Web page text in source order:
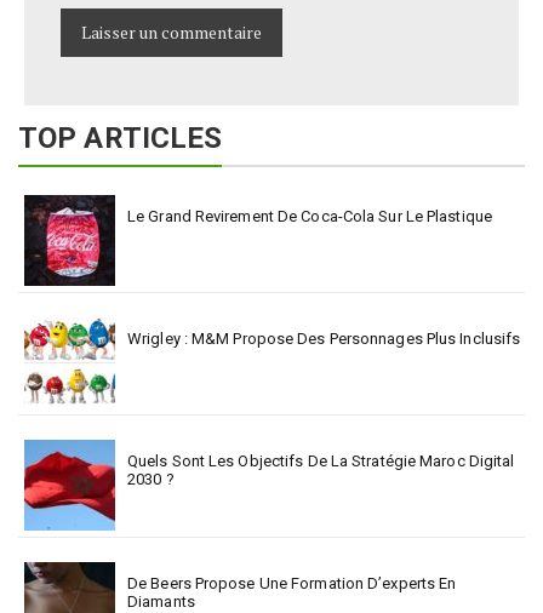
TOP ARTICLES
Le Grand Revirement De Coca-Cola Sur Le Plastique
Wrigley : M&M Propose Des Personnages Plus Inclusifs
Quels Sont Les Objectifs De La Stratégie Maroc Digital
2030 ?
De Beers Propose Une Formation D’experts En
Diamants